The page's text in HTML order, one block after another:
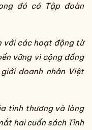
đó có Tập đoàn
với các hoạt động từ
vững vì cộng đồng
doanh nhân Việt
tình thương và lòng
hai cuốn sách Tình